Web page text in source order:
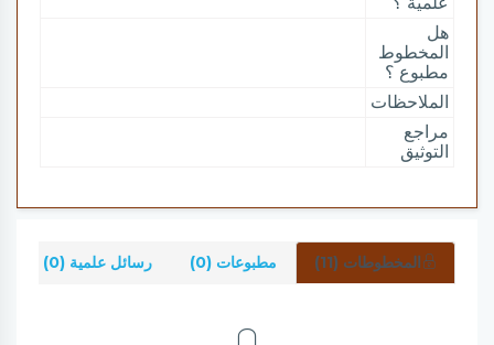
هل
المخطوط
مطبوع ؟
الملاحظات
مراجع
التوثيق
المخطوطات (11) مطبوعات (0) رسائل علمية (0)